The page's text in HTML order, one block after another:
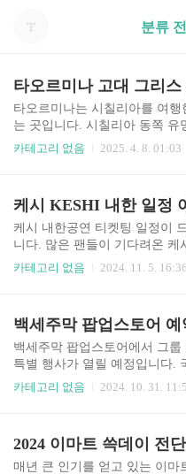
분류
타오르미나는 시칠리아를 여행
는 곳입니다. 시칠리아 동쪽 유
수기에도 활기가 넘치는 곳이
다. 타오르미나의 고대 그리스
괴테가 작은 천국이라고 일컬
서 그 말을 실감할 수 있는 장소
원형극장이 아닐까 생각합니다
서면 바다와 함께 펼쳐진 해안
아름다운 원형극장이 아닐까라
다. 하늘 바다 산 그리고 무대
카테고리 없음 2025. 4. 8. 01:03
케시 내한공연 티켓팅 일정이
니다. 많은 팬들이 기다려온 케
티켓팅 일정, 아티스트 선예매
시 내한 티켓팅👆️위 버튼을 누
이동합니다 KESHI 내한공연
매 keshi: REQUIEM TOUR IN
아티스트 선예매 일정 : 2024년
~ 2시 59분- 예매 일정 : 2024년
..
카테고리 없음 2024. 11. 5. 16:36
백세주막 팝업스토어에서 그룹
특별 행사가 열릴 예정입니다.
랜드가 주최하는 이번 팝업스토
먼저 빠르게 예약하세요. 백
백세주막 팝업스토어 예약 방
카테고리 없음 2024. 10. 31.
매년 큰 인기를 얻고 있는 이마